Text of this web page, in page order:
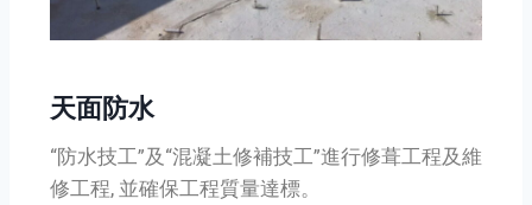
天面防水
“防水技工”及“混凝土修補技工”進行修葺工程及維
修工程, 並確保工程質量達標。